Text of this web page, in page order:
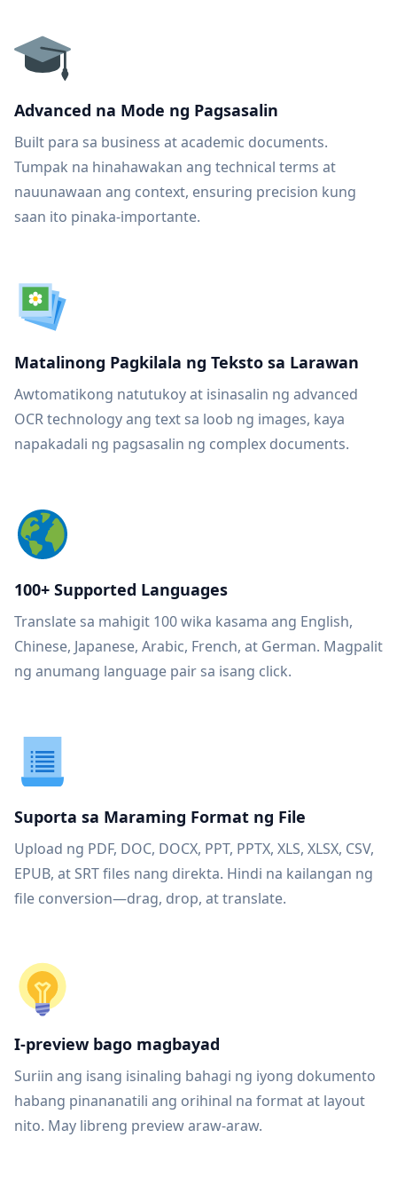
Advanced na Mode ng Pagsasalin
Built para sa business at academic documents.
Tumpak na hinahawakan ang technical terms at
nauunawaan ang context, ensuring precision kung
saan ito pinaka-importante.
Matalinong Pagkilala ng Teksto sa Larawan
Awtomatikong natutukoy at isinasalin ng advanced
OCR technology ang text sa loob ng images, kaya
napakadali ng pagsasalin ng complex documents.
100+ Supported Languages
Translate sa mahigit 100 wika kasama ang English,
Chinese, Japanese, Arabic, French, at German. Magpalit
ng anumang language pair sa isang click.
Suporta sa Maraming Format ng File
Upload ng PDF, DOC, DOCX, PPT, PPTX, XLS, XLSX, CSV,
EPUB, at SRT files nang direkta. Hindi na kailangan ng
file conversion—drag, drop, at translate.
I-preview bago magbayad
Suriin ang isang isinaling bahagi ng iyong dokumento
habang pinananatili ang orihinal na format at layout
nito. May libreng preview araw-araw.